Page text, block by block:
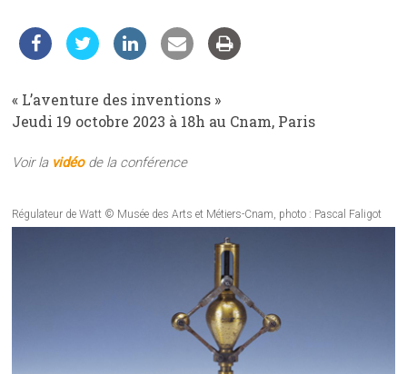
« L’aventure des inventions »
Jeudi 19 octobre 2023 à 18h au Cnam, Paris
Voir la vidéode la conférence
Régulateur de Watt © Musée des Arts et Métiers-Cnam, photo : Pascal Faligot